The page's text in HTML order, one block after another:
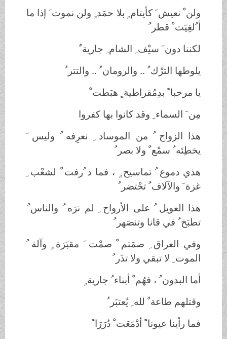
ولن ْ نعيش َ كأيتام ٍ بلا حمَد ٍ ولن نموت َ إذا ما
أ ُلغِيَت ْ قطر ُ
لكننا دون َ سيْف ِ الشام ِ جارية ٌ
يلوطها الترْك ُ .. والرومان ُ .. والتتر ُ
يا مرحبا ً بدِمُقراطية ٍ هبَطت ْ
مِن َ السماء ِ وقد كانوا بها كفروا
هذا الزواج ُ من الموساد ِ نعرِفه ُ وليس َ
يخطِئه ُ سمْع ٌ ولا بصر ُ
هذي دموع ُ تماسيح ٍ ، فما ذ ُرفت ْ لشعْب ِ
غزة َ والآلاف ُ تحْتضر ُ
هذا العويل ُ على الأرواح ِ لم نرَه ُ والناس
تطبَخ ُ في قانا وتنصَهر ُ
وفي العراق ِ صمَتم ْ صمْت َ مقبَرَة ٍ وآلة ُ
الموت ِ لا تبقي ولا تذَر ُ
أما البدون ُ ، فهُم ْ أبناء ُ جارية ٍ
وقتلهم طاعة ٌ لله ِ يُعتبَر ُ
فما رأينا عيونا ً أدْمَعَت ْ دُرَرَا ً